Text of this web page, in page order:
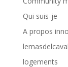
Qui suis-je
A propos
logements